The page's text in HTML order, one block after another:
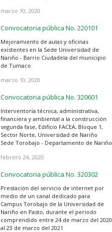
marzo 10, 2020
Convocatoria pública No. 220101
Mejoramiento de aulas y oficinas
existentes en la Sede Universidad de
Nariño - Barrio Ciudadela del municipio
de Tumaco
marzo 10, 2020
Convocatoria pública No. 320601
Interventoría técnica, administrativa,
financiera y ambiental a la construcción
segunda fase, Edificio FACEA, Bloque 1,
Sector Norte, Universidad de Nariño
Sede Torobajo - Departamento de Nariño
febrero 24, 2020
Convocatoria pública No. 320302
Prestación del servicio de internet por
medio de un canal dedicado para
Campus Torobajo de la Universidad de
Nariño en Pasto, durante el periodo
comprendido entre 24 de marzo del 2020
al 23 de marzo del 2021